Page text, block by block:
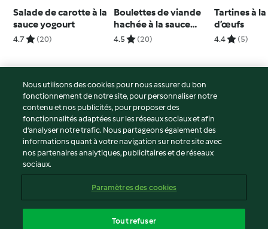
Salade de carotte à la
sauce yogourt
4.7 (20)
Boulettes de viande
hachée à la sauce
tomate (8 portions)
4.5 (20)
Tartines à
d’œufs
4.4 (5)
© Copyright 2026
Conditions d'utilisation
Politique de confidentialité
Non-responsabilité
Mentions légales
Contenu du rapport
Nous utilisons des cookies pour nous assurer du bon
fonctionnement de notre site, pour personnaliser notre
contenu et nos publicités, pour proposer des
fonctionnalités adaptées sur les réseaux sociaux et afin
d’analyser notre trafic. Nous partageons également des
informations quant à votre navigation sur notre site avec
nos partenaires analytiques, publicitaires et de réseaux
sociaux.
Paramètres des cookies
Tout refuser